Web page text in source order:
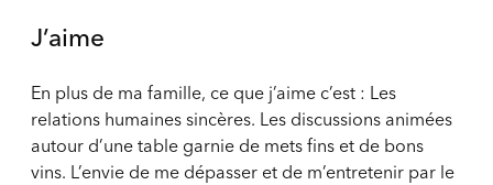
J’aime
En plus de ma famille, ce que j’aime c’est : Les
relations humaines sincères. Les discussions animées
autour d’une table garnie de mets fins et de bons
vins. L’envie de me dépasser et de m’entretenir par le